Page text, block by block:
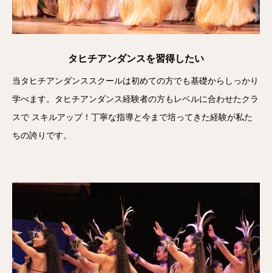
タヒチアンダンスを習得したい
当タヒチアンダンススクールは初めての方でも基礎からしっかり
学べます。タヒチアンダンス経験者の方もレベルに合わせたクラ
スで スキルアップ！丁寧な指導と今まで培ってきた経験が私た
ちの誇りです。